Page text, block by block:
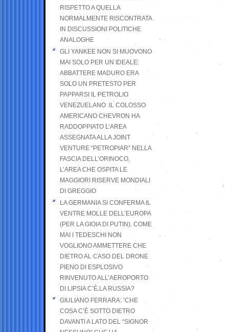
RISPETTO A QUELLA
NORMALMENTE RISCONTRATA
IN DISCUSSIONI POLITICHE
ANALOGHE
GLI YANKEE NON SI MUOVONO
MAI SOLO PER UN IDEALE:
ABBATTERE MADURO ERA
SOLO UN PRETESTO PER
PAPPARSI IL PETROLIO
VENEZUELANO .IL COLOSSO
AMERICANO CHEVRON HA
RADDOPPIATO L’AREA
ASSEGNATA ALLA JOINT
VENTURE “PETROPIAR” NELLA
FASCIA DELL’ORINOCO,
L’AREA CHE OSPITA LE
MAGGIORI RISERVE MONDIALI
DI GREGGIO
LA GERMANIA SI CONFERMA IL
VENTRE MOLLE DELL’EUROPA
(PER LA GIOIA DI PUTIN). COME
MAI I TEDESCHI NON
VOGLIONO AMMETTERE CHE
DIETRO AL CASO DEL DRONE
PIENO DI ESPLOSIVO
RINVENUTO ALL’AEROPORTO
DI LIPSIA C’È LA RUSSIA?
GIULIANO FERRARA: ’CHE
COSA C’È SOTTO DIETRO
DAVANTI A LATO DEL “SIGNOR